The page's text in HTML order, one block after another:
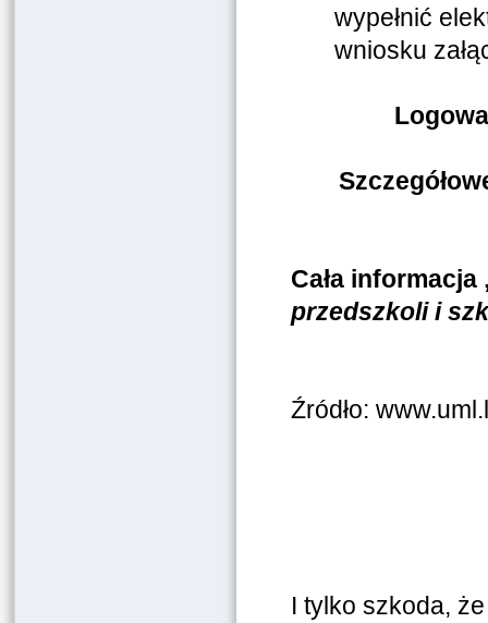
wypełnić
wniosku
Cała informacja
przedszkoli i
Źródło:
I tylko szkoda,